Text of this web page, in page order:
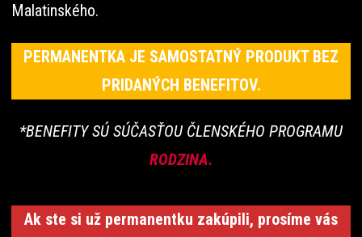
Malatinského.
PERMANENTKA JE SAMOSTATNÝ PRODUKT BEZ
PRIDANÝCH BENEFITOV.
*BENEFITY SÚ SÚČASŤOU ČLENSKÉHO PROGRAMU
RODZINA.
Ak ste si už permanentku zakúpili, prosíme vás